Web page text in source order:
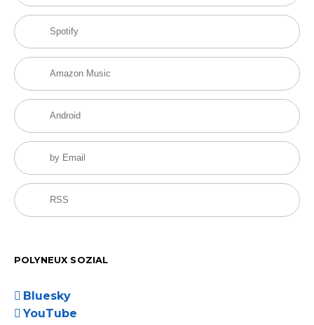
Spotify
Amazon Music
Android
by Email
RSS
POLYNEUX SOZIAL
Bluesky
YouTube